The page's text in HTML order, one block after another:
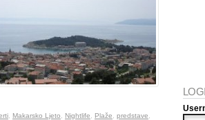
Makarsko Ljeto Nightlife Plaže predstave